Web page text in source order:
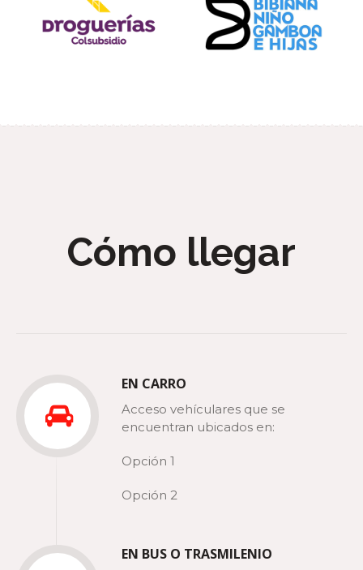
Cómo llegar
EN CARRO
Acceso vehículares que se
encuentran ubicados en:
Opción 1
Opción 2
EN BUS O TRASMILENIO